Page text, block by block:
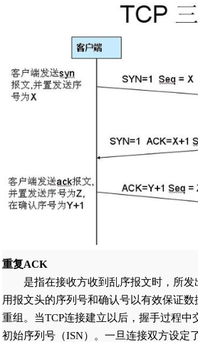
重复ACK
是指在接收方收到乱序报文时，所发
用报文头的序列号和确认号以有效保证
重组。当TCP连接建立以后，握手过程中
初始序列号（ISN）。一旦连接双方设定